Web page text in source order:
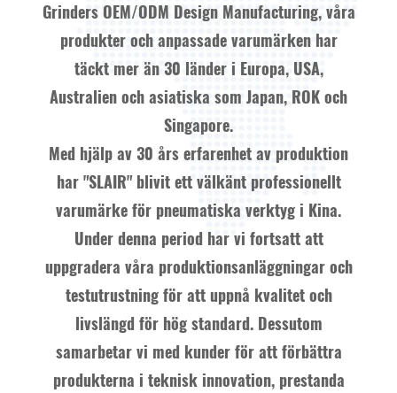
Grinders OEM/ODM Design Manufacturing, våra
produkter och anpassade varumärken har
täckt mer än 30 länder i Europa, USA,
Australien och asiatiska som Japan, ROK och
Singapore.
Med hjälp av 30 års erfarenhet av produktion
har "SLAIR" blivit ett välkänt professionellt
varumärke för pneumatiska verktyg i Kina.
Under denna period har vi fortsatt att
uppgradera våra produktionsanläggningar och
testutrustning för att uppnå kvalitet och
livslängd för hög standard. Dessutom
samarbetar vi med kunder för att förbättra
produkterna i teknisk innovation, prestanda